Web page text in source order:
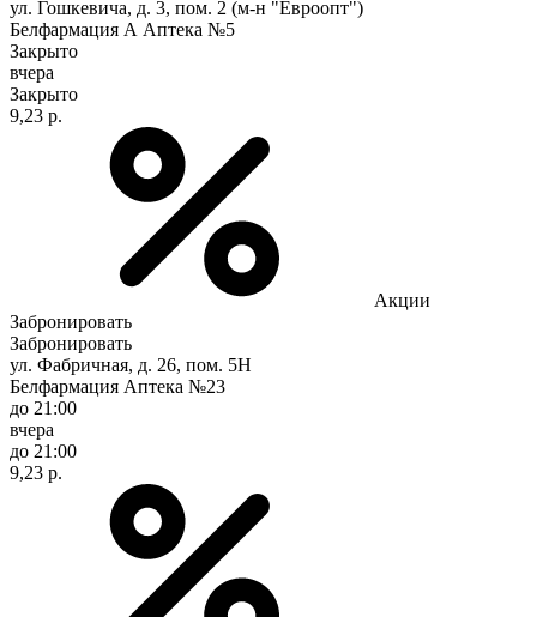
ул. Гошкевича, д. 3, пом. 2 (м-н "Евроопт")
Белфармация А Аптека №5
Закрыто
вчера
Закрыто
9,23 р.
Акции
Забронировать
Забронировать
ул. Фабричная, д. 26, пом. 5Н
Белфармация Аптека №23
до 21:00
вчера
до 21:00
9,23 р.